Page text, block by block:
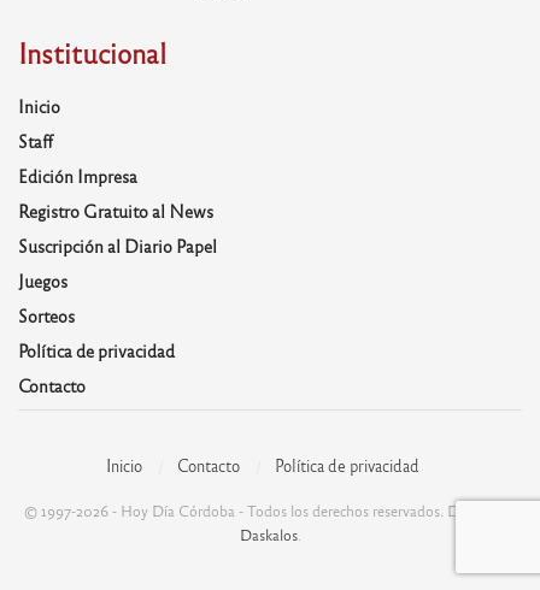
Institucional
Inicio
Staff
Edición Impresa
Registro Gratuito al News
Suscripción al Diario Papel
Juegos
Sorteos
Política de privacidad
Contacto
Inicio Contacto Política de privacidad
© 1997-2026 - Hoy Día Córdoba - Todos los derechos reservados. Desarrolla:
Daskalos.